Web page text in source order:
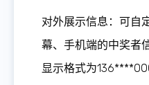
对外展示信息：可自
幕、手机端的中奖者
显示格式为